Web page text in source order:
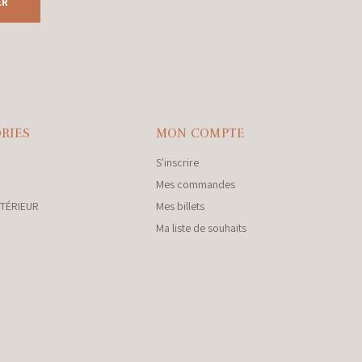
MON COMPTE
S'inscrire
Mes commandes
Mes billets
Ma liste de souhaits